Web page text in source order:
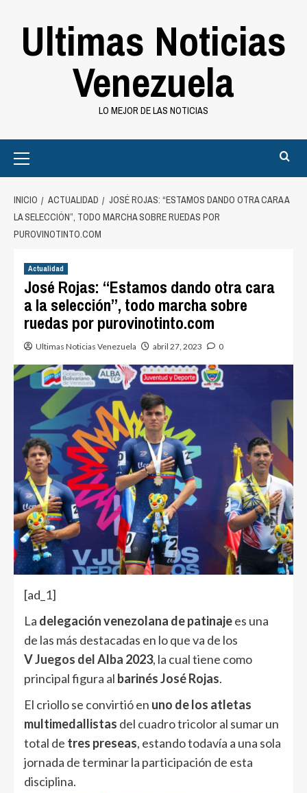
Ultimas Noticias
Venezuela
LO MEJOR DE LAS NOTICIAS
Menu
INICIO ACTUALIDAD
JOSÉ ROJAS: “ESTAMOS DANDO OTRA CARA A
LA SELECCIÓN”, TODO MARCHA SOBRE RUEDAS POR
PUROVINOTINTO.COM
Actualidad
José Rojas: “Estamos dando otra cara
a la selección”, todo marcha sobre
ruedas por purovinotinto.com
Ultimas Noticias Venezuela abril 27, 2023 0
[ad_1]
La delegación venezolana de patinajees una
de las más destacadas en lo que va de los
VJuegos del Alba 2023, la cual tiene como
principal figura al barinés José Rojas.
El criollo se convirtió en uno de los atletas
multimedallistas del cuadro tricolor al sumar un
total de tres preseas, estando todavía a una sola
jornada de terminar la participación de esta
disciplina.